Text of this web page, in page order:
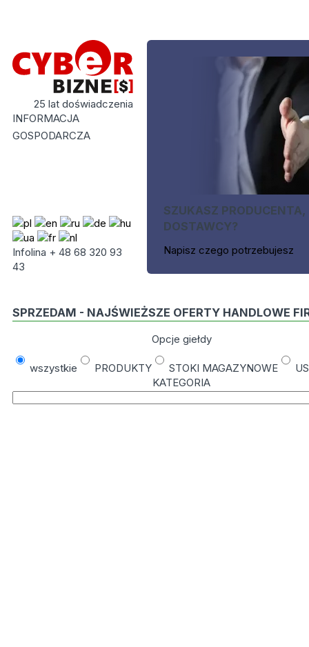
25 lat doświadczenia
INFORMACJA
GOSPODARCZA
Infolina + 48 68 320 93
43
SZUKASZ PRODUCENTA,
DOSTAWCY?
Napisz czego potrzebujesz
SPRZEDAM - NAJŚWIEŻSZE OFERTY HANDLOWE
Opcje giełdy
wszystkie PRODUKTY STOKI MAGAZYNOWE
KATEGORIA